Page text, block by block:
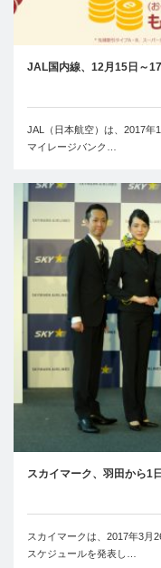
JAL国内線、12月15日～
JAL（日本航空）は、2017年
マイレージバンク…
スカイマーク、羽田から1
スカイマークは、2017年3月
スケジュールを発表し…